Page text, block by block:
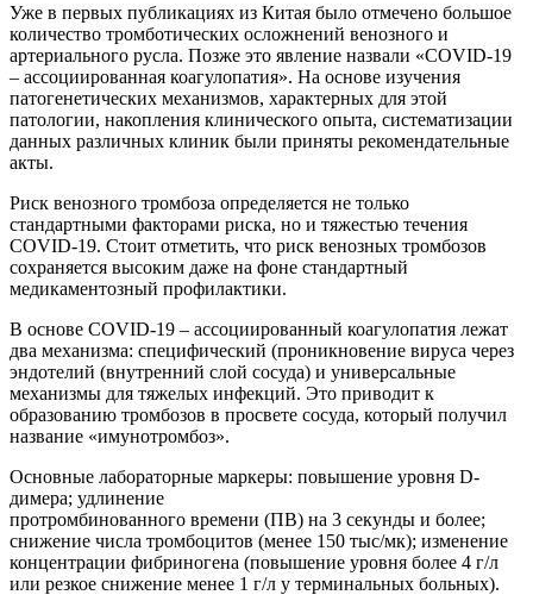
Уже в первых публикациях из Китая было отмечено большое
количество тромботических осложнений венозного и
артериального русла. Позже это явление назвали «COVID-19
– ассоциированная коагулопатия». На основе изучения
патогенетических механизмов, характерных для этой
патологии, накопления клинического опыта, систематизации
данных различных клиник были приняты рекомендательные
акты.
Риск венозного тромбоза определяется не только
стандартными факторами риска, но и тяжестью течения
COVID-19. Стоит отметить, что риск венозных тромбозов
сохраняется высоким даже на фоне стандартный
медикаментозный профилактики.
В основе COVID-19 – ассоциированный коагулопатия лежат
два механизма: специфический (проникновение вируса через
эндотелий (внутренний слой сосуда) и универсальные
механизмы для тяжелых инфекций. Это приводит к
образованию тромбозов в просвете сосуда, который получил
название «имунотромбоз».
Основные лабораторные маркеры: повышение уровня D-
димера; удлинение
протромбинованного времени (ПВ) на 3 секунды и более;
снижение числа тромбоцитов (менее 150 тыс/мк); изменение
концентрации фибриногена (повышение уровня более 4 г/л
или резкое снижение менее 1 г/л у терминальных больных).